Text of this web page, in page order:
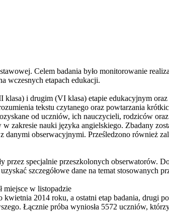
Celem badania było monitorowanie
wczesnych etapach edukacji.
i drugim (VI klasa) etapie edukacyjnym
tekstu czytanego oraz powtarzania
od uczniów, ich nauczycieli, rodziców
zakresie nauki języka angielskiego. Zbadany
obserwacyjnymi. Prześledzono również
przez specjalnie przeszkolonych obserwatorów.
szczegółowe dane na temat stosowanych
miejsce w listopadzie
2014 roku, a ostatni etap badania, drugi
Łącznie próba wyniosła 5572 uczniów,